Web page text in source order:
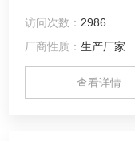
绝缘层内编织成半球
快，无明火，加热均
访问次数： 2986
厂商性质：生产厂家
查看详情